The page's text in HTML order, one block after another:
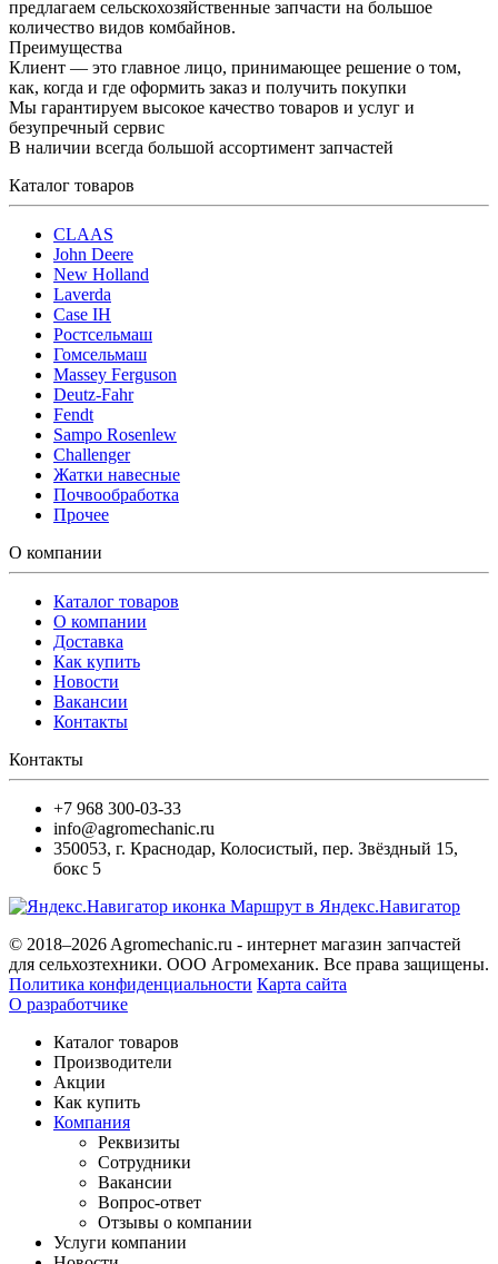
предлагаем сельскохозяйственные запчасти на большое
количество видов комбайнов.
Преимущества
Клиент — это главное лицо, принимающее решение о том,
как, когда и где оформить заказ и получить покупки
Мы гарантируем высокое качество товаров и услуг и
безупречный сервис
В наличии всегда большой ассортимент запчастей
Каталог товаров
CLAAS
John Deere
New Holland
Laverda
Case IH
Ростсельмаш
Гомсельмаш
Massey Ferguson
Deutz-Fahr
Fendt
Sampo Rosenlew
Challenger
Жатки навесные
Почвообработка
Прочее
О компании
Каталог товаров
О компании
Доставка
Как купить
Новости
Вакансии
Контакты
Контакты
+7 968 300-03-33
info@agromechanic.ru
350053, г. Краснодар, Колосистый, пер. Звёздный 15,
бокс 5
Маршрут в Яндекс.Навигатор
© 2018–2026 Agromechanic.ru - интернет магазин запчастей
для сельхозтехники. ООО Агромеханик. Все права защищены.
Политика конфиденциальности Карта сайта
О разработчике
Каталог товаров
Производители
Акции
Как купить
Компания
Реквизиты
Сотрудники
Вакансии
Вопрос-ответ
Отзывы о компании
Услуги компании